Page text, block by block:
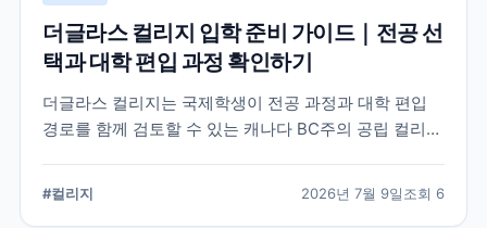
더글라스 컬리지 입학 준비 가이드｜전공 선
택과 대학 편입 과정 확인하기
더글라스 컬리지는 국제학생이 전공 과정과 대학 편입
경로를 함께 검토할 수 있는 캐나다 BC주의 공립 컬리지
합니다.
#컬리지 2026년 7월 9일조회 6